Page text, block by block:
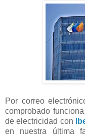
Por correo
comprobado
de electricidad con
en nuestra última